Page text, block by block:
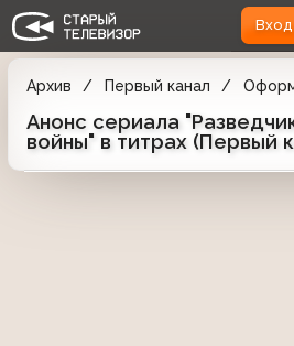
Вход
Архив Первый канал
Анонс сериала
войны" в титрах (Первый